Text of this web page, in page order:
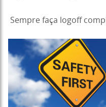
Sempre faça logoff